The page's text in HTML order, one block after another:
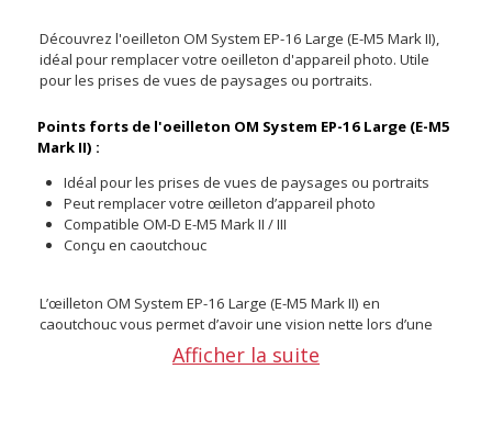
Découvrez l'oeilleton OM System EP-16 Large (E-M5 Mark II),
idéal pour remplacer votre oeilleton d'appareil photo. Utile
pour les prises de vues de paysages ou portraits.
Points forts de l'oeilleton OM System EP-16 Large (E-M5
Mark II) :
Idéal pour les prises de vues de paysages ou portraits
Peut remplacer votre œilleton d’appareil photo
Compatible OM-D E-M5 Mark II / III
Conçu en caoutchouc
L’œilleton OM System EP-16 Large (E-M5 Mark II) en
caoutchouc vous permet d’avoir une vision nette lors d’une
prise de vue par viseur ainsi qu'un confort amélioré lors de
vos prises de vues. Il convient également aux personnes
Afficher la suite